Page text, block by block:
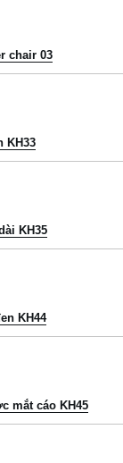
chair 03
KH33
KH35
KH44
mắt cáo KH45